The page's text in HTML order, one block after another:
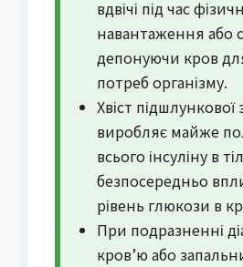
вдвічі під час
навантаження або
депонуючи кров
потреб організму.
Хвіст підшлункової
виробляє майже
всього інсуліну в
безпосередньо
рівень глюкози в
При подразненні
кров’ю або